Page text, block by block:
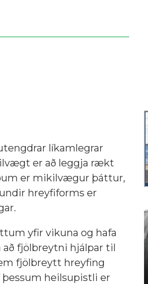
líkamlegrar
er að leggja rækt
er mikilvægur þáttur,
hreyfiforms er
yfir vikuna og hafa
fjölbreytni hjálpar til
fjölbreytt hreyfing
heilsupistli er